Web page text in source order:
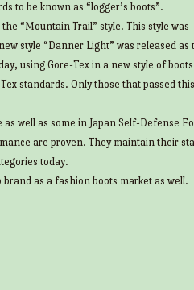
to be known as “logger’s boots”.
“Mountain Trail” style. This style was
style “Danner Light” was released as
using Gore-Tex in a new style of boots
standards. Only those that passed
well as some in Japan Self-Defense
are proven. They maintain their
today.
as a fashion boots market as well.